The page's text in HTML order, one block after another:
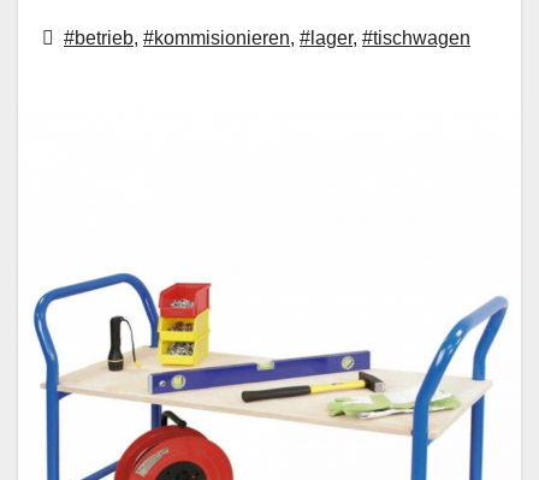
#betrieb, #kommisionieren, #lager, #tischwagen